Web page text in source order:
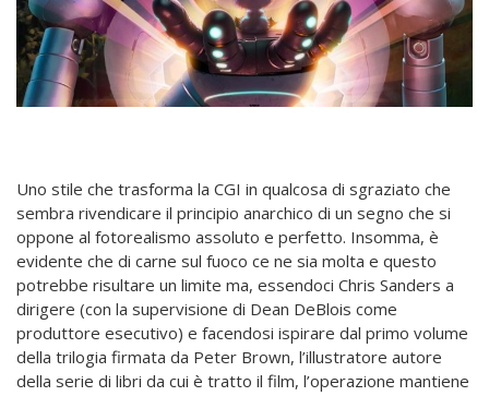
Uno stile che trasforma la CGI in qualcosa di sgraziato che
sembra rivendicare il principio anarchico di un segno che si
oppone al fotorealismo assoluto e perfetto. Insomma, è
evidente che di carne sul fuoco ce ne sia molta e questo
potrebbe risultare un limite ma, essendoci Chris Sanders a
dirigere (con la supervisione di Dean DeBlois come
produttore esecutivo) e facendosi ispirare dal primo volume
della trilogia firmata da Peter Brown, l’illustratore autore
della serie di libri da cui è tratto il film, l’operazione mantiene